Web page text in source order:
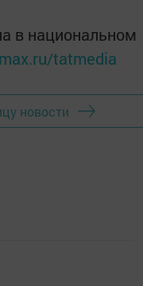
в национальном
tatmedia
новости